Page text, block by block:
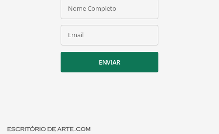
Nome Completo
Email
ENVIAR